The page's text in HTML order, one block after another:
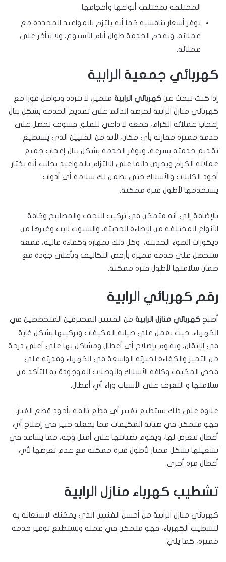
المختلفة بمختلف أنواعها وأحجامها.
يوفر أسعار تنافسية كما أنه يلتزم بالمواعيد المحددة مع
عملائه، ويقدم الخدمة طوال أيام الأسبوع، ولا يتأخر على
عملائه.
كهربائي جمعية الرابية
إذا كنت تبحث عن كهربائي الرابية متميز، لا تتردد وتواصل فورا مع
كهربائي منازل الرابية لحرصه الدائم على تقديم الخدمة بشكل ينال
إعجاب عملائه الكرام، فمعه لا داعي للقلق فسوف تحصل على
خدمة مميزة مقارنة بأي مكان، لأنه من الفنيين الذي يستطيع
تقديم خدمته بسرعة، ويوفر الخدمة بشكل ينال إعجاب جميع
عملائه الكرام ويحرص دائما على الالتزام بالمواعيد بجانب أنه يختار
أجود الكابلات والأسلاك حتى يضمن لك سلامة أي أدوات
يستخدمها لأطول فترة ممكنة.
بالإضافة إلى أنه متمكن في تركيب النجف والمصابيح وكافة
الأنواع المختلفة من الإضاءة الحديثة، والسبوت لايت وغيرها من
ديكورات الضوء الحديثة، وكل ذلك بمهارة وكفاءة عالية، فمعه
ستحصل على خدمة مميزة بأرخص التكاليف وبأعلى جودة مع
ضمان سلامتها لأطول فترة ممكنة.
رقم كهربائي الرابية
أصبح كهربائي منازل الرابية من الفنيين المحترفين المتخصصين في
الكهرباء، حيث يعمل على صيانة المكيفات وتركيبها بشكل غاية
في الإتقان، ويقوم بإصلاح أي أعطال ومشاكل بها على أعلى درجة
من التميز والكفاءة لخبرته الواسعة في الكهرباء وقدرته على
فحص المكيف وكافة الأسلاك والوصلات الموجودة به للتأكد من
سلامتها و التعرف على الأسباب وراء أي أعطال.
علاوة على ذلك يستطيع تغيير أي قطع تالفة بأجود قطع الغيار،
فهو متمكن في صيانة المكيفات مما يجعله خبير في إصلاح أي
أعطال تتعرض لها، ويقوم بصيانتها على أمثل وجه، مما يساعد في
تشغيلها بشكل ممتاز لأطول فترة ممكنة مع عدم تعرضها لأي
أعطال مرة أخرى.
تشطيب كهرباء منازل الرابية
كهربائي منازل الرابية من أحسن الفنيين الذي يمكنك الاستعانة به
لتشطيب الكهرباء، فهو متمكن في عمله ويستطيع توفير خدمة
مميزة، كما يلي: